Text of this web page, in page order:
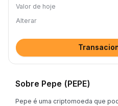
Valor de hoje
Alterar
Sobre Pepe (PEPE)
Pepe é uma criptomoeda que